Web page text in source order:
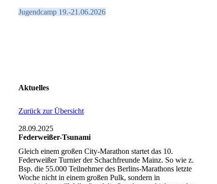
Jugendcamp 19.-21.06.2026
Aktuelles
Zurück zur Übersicht
28.09.2025
Federweißer-Tsunami
Gleich einem großen City-Marathon startet das 10.
Federweißer Turnier der Schachfreunde Mainz. So wie z.
Bsp. die 55.000 Teilnehmer des Berlins-Marathons letzte
Woche nicht in einem großen Pulk, sondern in